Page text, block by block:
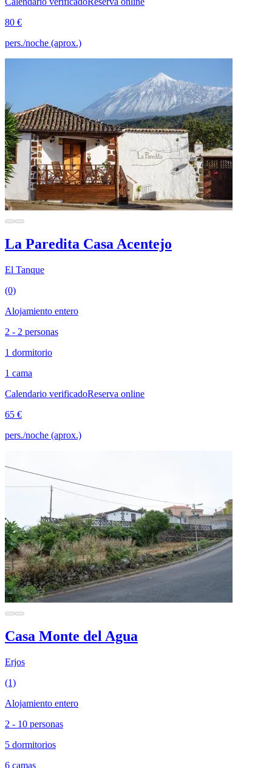
80 €
pers./noche (aprox.)
La Paredita Casa Acentejo
El Tanque
(0)
Alojamiento entero
2 - 2 personas
1 dormitorio
1 cama
Calendario verificadoReserva online
65 €
pers./noche (aprox.)
Casa Monte del Agua
Erjos
(1)
Alojamiento entero
2 - 10 personas
5 dormitorios
6 camas